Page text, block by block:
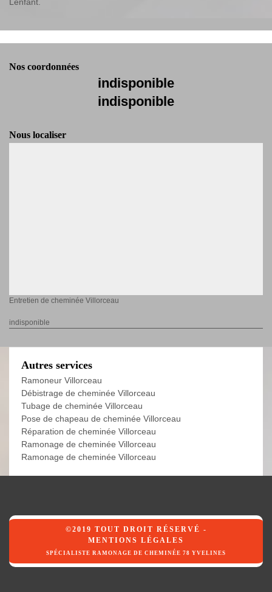
Lenfant.
Nos coordonnées
indisponible
indisponible
Nous localiser
Entretien de cheminée Villorceau
indisponible
Autres services
Ramoneur Villorceau
Débistrage de cheminée Villorceau
Tubage de cheminée Villorceau
Pose de chapeau de cheminée Villorceau
Réparation de cheminée Villorceau
Ramonage de cheminée Villorceau
Ramonage de cheminée Villorceau
©2019 TOUT DROIT RÉSERVÉ -
MENTIONS LÉGALES
SPÉCIALISTE RAMONAGE DE CHEMINÉE 78 YVELINES